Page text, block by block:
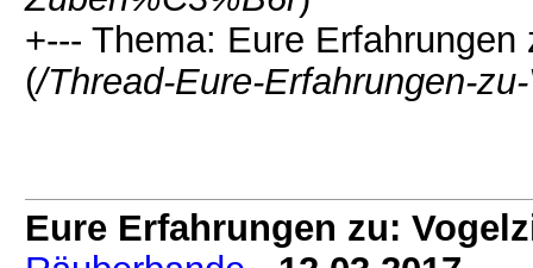
+--- Thema: Eure
(/Thread-Eure-Erfahrungen-
Eure Erfahrungen zu: